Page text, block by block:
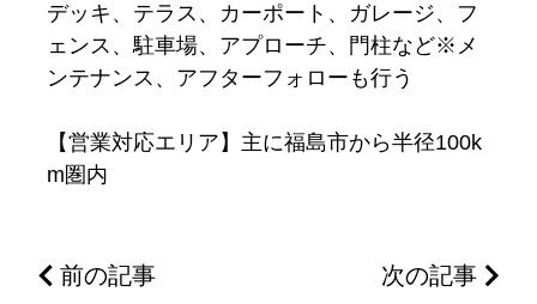
デッキ、テラス、カーポート、ガレージ、フ
ェンス、駐車場、アプローチ、門柱など※メ
ンテナンス、アフターフォローも行う
【営業対応エリア】主に福島市から半径100k
m圏内
前の記事 次の記事